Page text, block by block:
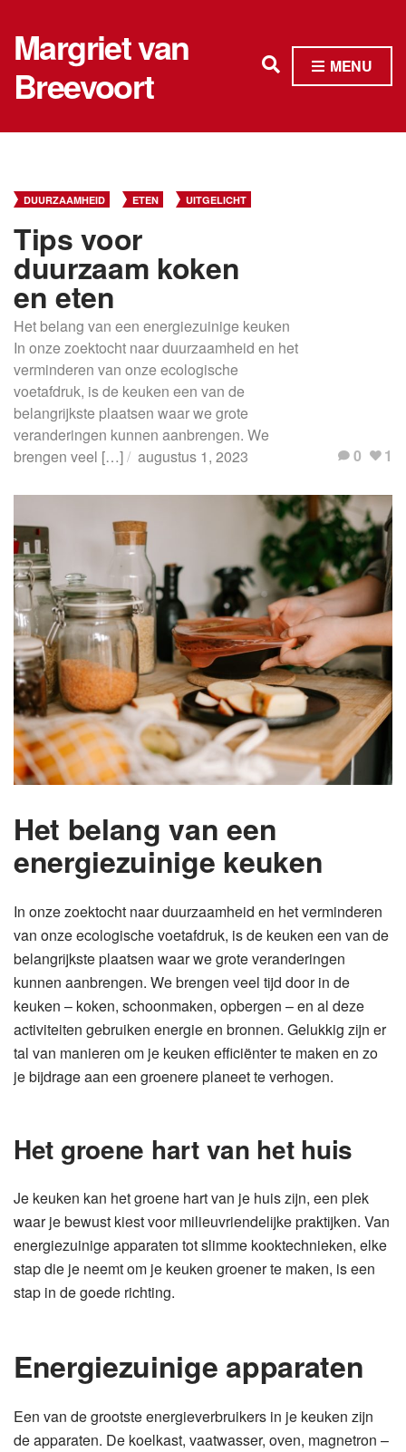
Margriet van
Breevoort
E
r
c
m
MENU
DUURZAAMHEID ETEN UITGELICHT
Tips voor
duurzaam koken
en eten
Het belang van een energiezuinige keuken
In onze zoektocht naar duurzaamheid en het
verminderen van onze ecologische
voetafdruk, is de keuken een van de
belangrijkste plaatsen waar we grote
veranderingen kunnen aanbrengen. We
brengen veel […]
augustus 1, 2023 0 1
Het belang van een
energiezuinige keuken
In onze zoektocht naar duurzaamheid en het verminderen
van onze ecologische voetafdruk, is de keuken een van de
belangrijkste plaatsen waar we grote veranderingen
kunnen aanbrengen. We brengen veel tijd door in de
keuken – koken, schoonmaken, opbergen – en al deze
activiteiten gebruiken energie en bronnen. Gelukkig zijn er
tal van manieren om je keuken efficiënter te maken en zo
je bijdrage aan een groenere planeet te verhogen.
Het groene hart van het huis
Je keuken kan het groene hart van je huis zijn, een plek
waar je bewust kiest voor milieuvriendelijke praktijken. Van
energiezuinige apparaten tot slimme kooktechnieken, elke
stap die je neemt om je keuken groener te maken, is een
stap in de goede richting.
Energiezuinige apparaten
Een van de grootste energieverbruikers in je keuken zijn
de apparaten. De koelkast, vaatwasser, oven, magnetron –